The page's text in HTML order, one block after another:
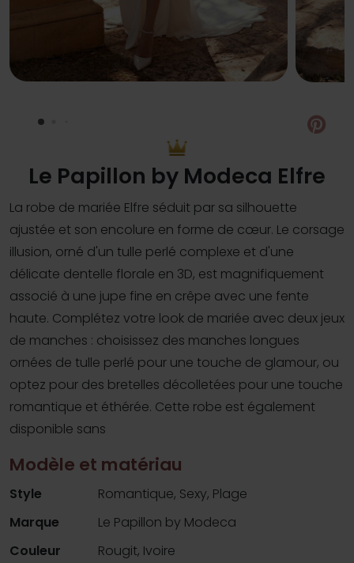
Le Papillon by Modeca Elfre
La robe de mariée Elfre séduit par sa silhouette
ajustée et son encolure en forme de cœur. Le corsage
illusion, orné d'un tulle perlé complexe et d'une
délicate dentelle florale en 3D, est magnifiquement
associé à une jupe fine en crêpe avec une fente
haute. Complétez votre look de mariée avec deux jeux
de manches : choisissez des manches longues
ornées de tulle perlé pour une touche de glamour, ou
optez pour des bretelles décolletées pour une touche
romantique et éthérée. Cette robe est également
disponible sans
Modèle et matériau
Style
Romantique, Sexy, Plage
Marque
Le Papillon by Modeca
Couleur
Rougit, Ivoire